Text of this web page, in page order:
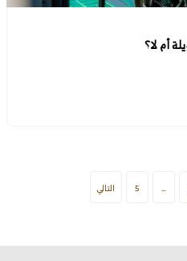
…
5 التالي